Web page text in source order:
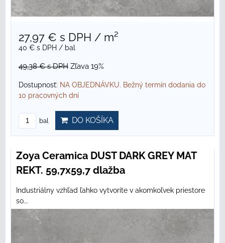
27,97 € s DPH / m²
40 € s DPH / bal
49,38 €s DPH Zľava 19%
Dostupnosť: NA OBJEDNÁVKU. Bežný termín dodania do
10 pracovných dní
bal DO KOŠÍKA
Zoya Ceramica DUST DARK GREY MAT
REKT. 59,7x59,7 dlažba
Industriálny vzhľad ľahko vytvoríte v akomkoľvek priestore
so...